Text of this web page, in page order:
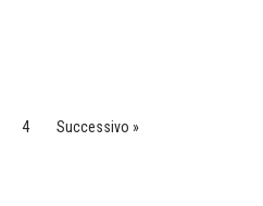
4 Successivo »